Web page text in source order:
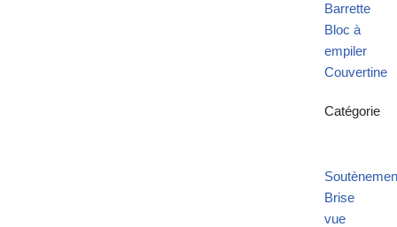
Barrette
Bloc à
empiler
Couvertine
Catégorie
Brise
vue